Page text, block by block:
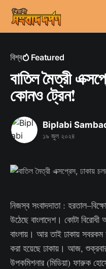
বিশ্ব Featured
বাতিল মৈত্রী
কোনও ট্রেন!
Biplabi
১৯ জুল ২০২৪
নিজস্ব সংবাদদাতা :
উঠেছে বাংলাদেশ। কোটা
বাংলায়। আর তাই ঢাকায় সবরকম
করা হয়েছে ঢাকায়। আজ,
উপকমিশনার (মিডিয়া) ফারুক